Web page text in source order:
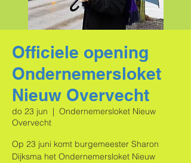
Officiele opening
Ondernemersloket
Nieuw Overvecht
do 23 jun
  |
Ondernemersloket Nieuw
Overvecht
Op 23 juni komt burgemeester Sharon
Dijksma het Ondernemersloket Nieuw